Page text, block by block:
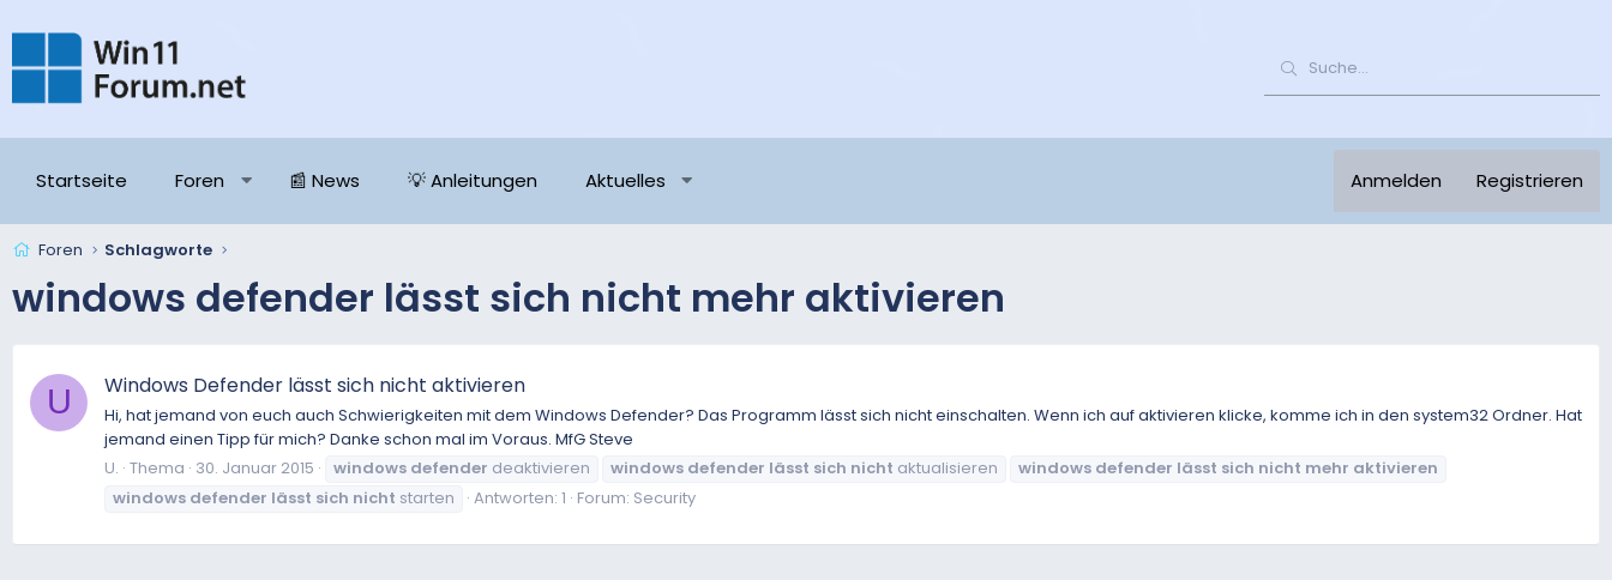
Startseite Foren 📰 News 💡 Anleitungen Aktuelles Anmelden Registrieren
Foren Schlagworte
windows defender lässt sich nicht mehr aktivieren
U Windows Defender lässt sich nicht aktivieren
Hi, hat jemand von euch auch Schwierigkeiten mit dem Windows Defender? Das Programm lässt sich nicht einschalten. Wenn ich auf aktivieren klicke, komme ich in den system32 Ordner. Hat
jemand einen Tipp für mich? Danke schon mal im Voraus. MfG Steve
U. Thema 30. Januar 2015 windows defender deaktivieren windows defender lässt sich nicht aktualisieren windows defender lässt sich nicht mehr aktivieren
windows defender lässt sich nicht starten Antworten: 1 Forum: Security